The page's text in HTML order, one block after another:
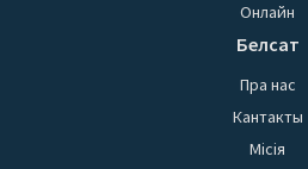
Онлайн
Белсат
Пра нас
Кантакты
Місія